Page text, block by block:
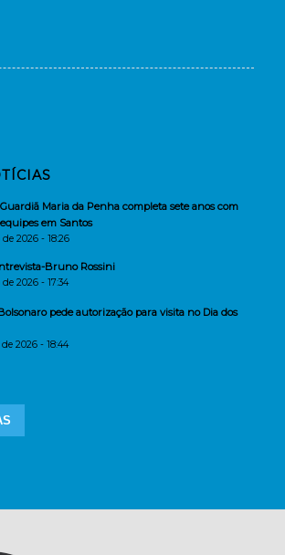
Maria da Penha completa sete anos com
em Santos
2026 - 18:26
Bruno Rossini
2026 - 17:34
pede autorização para visita no Dia dos
2026 - 18:44